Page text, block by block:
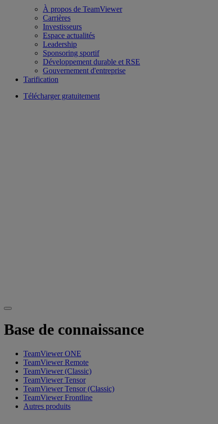
À propos de TeamViewer
Carrières
Investisseurs
Espace actualités
Leadership
Sponsoring sportif
Développement durable et RSE
Gouvernement d'entreprise
Tarification
Télécharger gratuitement
Base de connaissance
TeamViewer ONE
TeamViewer Remote
TeamViewer (Classic)
TeamViewer Tensor
TeamViewer Tensor (Classic)
TeamViewer Frontline
Autres produits